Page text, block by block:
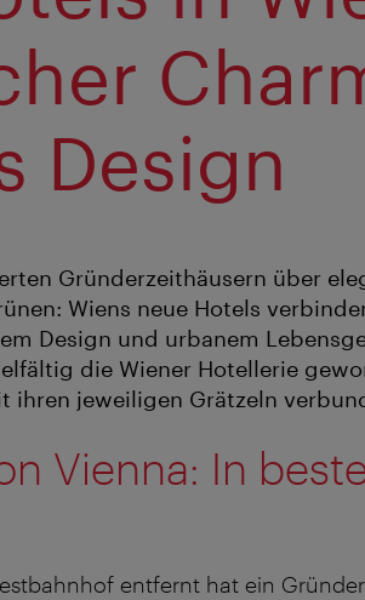
Design
Gründerzeithäusern über
Wiens neue Hotels
Design und urbanem
die Wiener Hotellerie
ihren jeweiligen Grätzeln
Vienna: In
entfernt hat ein